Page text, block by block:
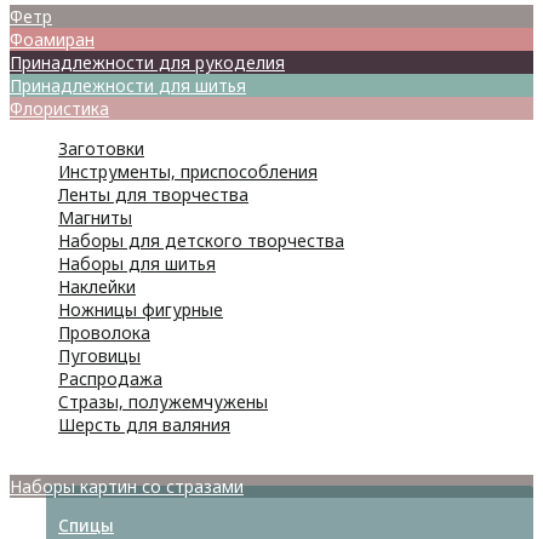
Фетр
Фоамиран
Принадлежности для рукоделия
Принадлежности для шитья
Флористика
Заготовки
Инструменты, приспособления
Ленты для творчества
Магниты
Наборы для детского творчества
Наборы для шитья
Наклейки
Ножницы фигурные
Проволока
Пуговицы
Распродажа
Стразы, полужемчужены
Шерсть для валяния
Наборы картин со стразами
Спицы